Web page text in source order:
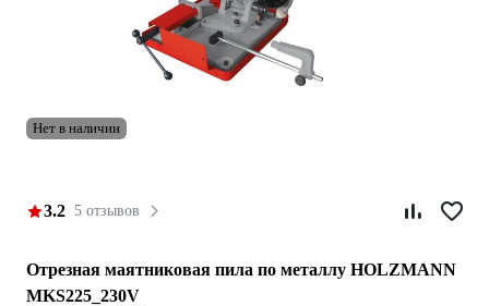
Нет в наличии
3.2 5 отзывов
Отрезная маятниковая пила по металлу HOLZMANN
MKS225_230V